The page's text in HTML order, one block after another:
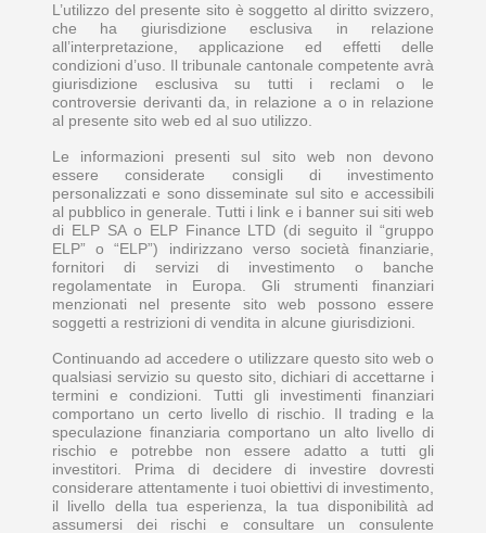
L’utilizzo del presente sito è soggetto al diritto svizzero,
che ha giurisdizione esclusiva in relazione
all’interpretazione, applicazione ed effetti delle
condizioni d’uso. Il tribunale cantonale competente avrà
giurisdizione esclusiva su tutti i reclami o le
controversie derivanti da, in relazione a o in relazione
al presente sito web ed al suo utilizzo.
Le informazioni presenti sul sito web non devono
essere considerate consigli di investimento
personalizzati e sono disseminate sul sito e accessibili
al pubblico in generale. Tutti i link e i banner sui siti web
di ELP SA o ELP Finance LTD (di seguito il “gruppo
ELP” o “ELP”) indirizzano verso società finanziarie,
fornitori di servizi di investimento o banche
regolamentate in Europa. Gli strumenti finanziari
menzionati nel presente sito web possono essere
soggetti a restrizioni di vendita in alcune giurisdizioni.
Continuando ad accedere o utilizzare questo sito web o
qualsiasi servizio su questo sito, dichiari di accettarne i
termini e condizioni. Tutti gli investimenti finanziari
comportano un certo livello di rischio. Il trading e la
speculazione finanziaria comportano un alto livello di
rischio e potrebbe non essere adatto a tutti gli
investitori. Prima di decidere di investire dovresti
considerare attentamente i tuoi obiettivi di investimento,
il livello della tua esperienza, la tua disponibilità ad
assumersi dei rischi e consultare un consulente